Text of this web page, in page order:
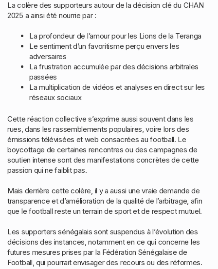
La colère des supporteurs autour de la décision clé du CHAN
2025 a ainsi été nourrie par :
La profondeur de l’amour pour les Lions de la Teranga
Le sentiment d’un favoritisme perçu envers les
adversaires
La frustration accumulée par des décisions arbitrales
passées
La multiplication de vidéos et analyses en direct sur les
réseaux sociaux
Cette réaction collective s’exprime aussi souvent dans les
rues, dans les rassemblements populaires, voire lors des
émissions télévisées et web consacrées au football. Le
boycottage de certaines rencontres ou des campagnes de
soutien intense sont des manifestations concrètes de cette
passion qui ne faiblit pas.
Mais derrière cette colère, il y a aussi une vraie demande de
transparence et d’amélioration de la qualité de l’arbitrage, afin
que le football reste un terrain de sport et de respect mutuel.
Les supporters sénégalais sont suspendus à l’évolution des
décisions des instances, notamment en ce qui concerne les
futures mesures prises par la Fédération Sénégalaise de
Football, qui pourrait envisager des recours ou des réformes.